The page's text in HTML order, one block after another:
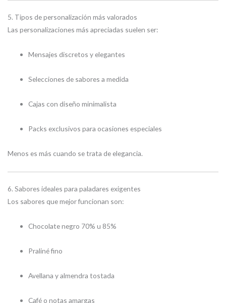
5. Tipos de personalización más valorados
Las personalizaciones más apreciadas suelen ser:
Mensajes discretos y elegantes
Selecciones de sabores a medida
Cajas con diseño minimalista
Packs exclusivos para ocasiones especiales
Menos es más cuando se trata de elegancia.
6. Sabores ideales para paladares exigentes
Los sabores que mejor funcionan son:
Chocolate negro 70% u 85%
Praliné fino
Avellana y almendra tostada
Café o notas amargas